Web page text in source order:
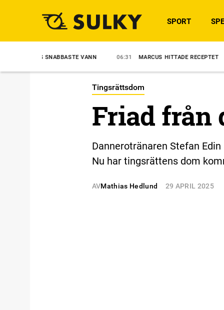
SPORT
VANN 06:31 MARCUS HITTADE RECEPTET 8/8
Tingsrättsdom
Friad från
Dannerotränaren Stefan
Nu har tingsrättens dom
AVMathias Hedlund 29 APRIL 2025